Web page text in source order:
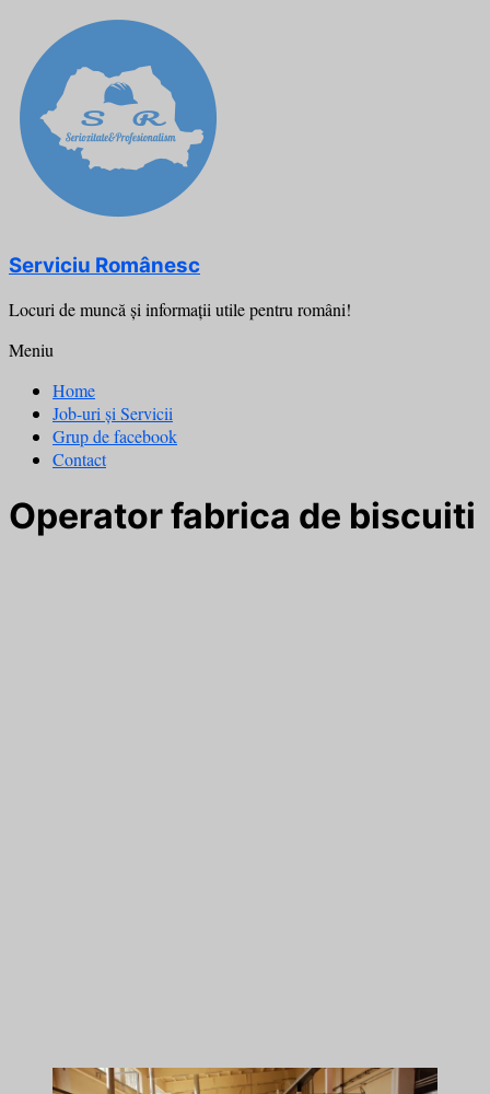
content
Serviciu Românesc
Locuri de muncă şi informații utile pentru români!
Meniu
Home
Job-uri și Servicii
Grup de facebook
Contact
Operator fabrica de biscuiti